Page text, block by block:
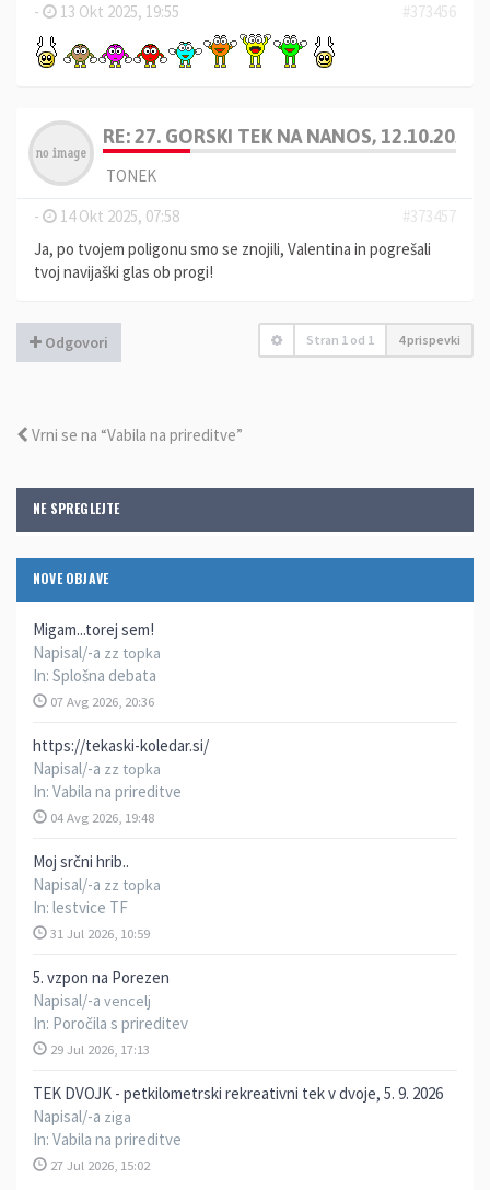
NE SPREGLEJTE
NOVE OBJAVE
Migam...torej sem!
Napisal/-a zz topka
In: Splošna debata
07 Avg 2026, 20:36
https://tekaski-koledar.si/
Napisal/-a zz topka
In: Vabila na prireditve
04 Avg 2026, 19:48
Moj srčni hrib..
Napisal/-a zz topka
In: lestvice TF
31 Jul 2026, 10:59
5. vzpon na Porezen
Napisal/-a vencelj
In: Poročila s prireditev
29 Jul 2026, 17:13
TEK DVOJK - petkilometrski rekreativni tek v dvoje, 5. 9. 2026
Napisal/-a ziga
In: Vabila na prireditve
27 Jul 2026, 15:02
-
13 Okt 2025, 19:55 #373456
RE: 27. GORSKI TEK NA NANOS, 12.10.2025
TONEK
-
14 Okt 2025, 07:58
#373457
Ja, po tvojem poligonu smo se znojili, Valentina in pogrešali
tvoj navijaški glas ob progi!
Odgovori Stran 1 od 1 4 prispevki
Vrni se na “Vabila na prireditve”